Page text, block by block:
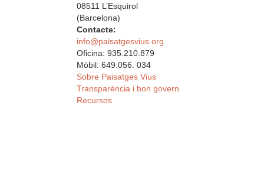
08511 L’Esquirol
(Barcelona)
Contacte:
info@paisatgesvius.org
Oficina: 935.210.879
Mòbil: 649.056. 034
Sobre Paisatges Vius
Transparència i bon govern
Recursos